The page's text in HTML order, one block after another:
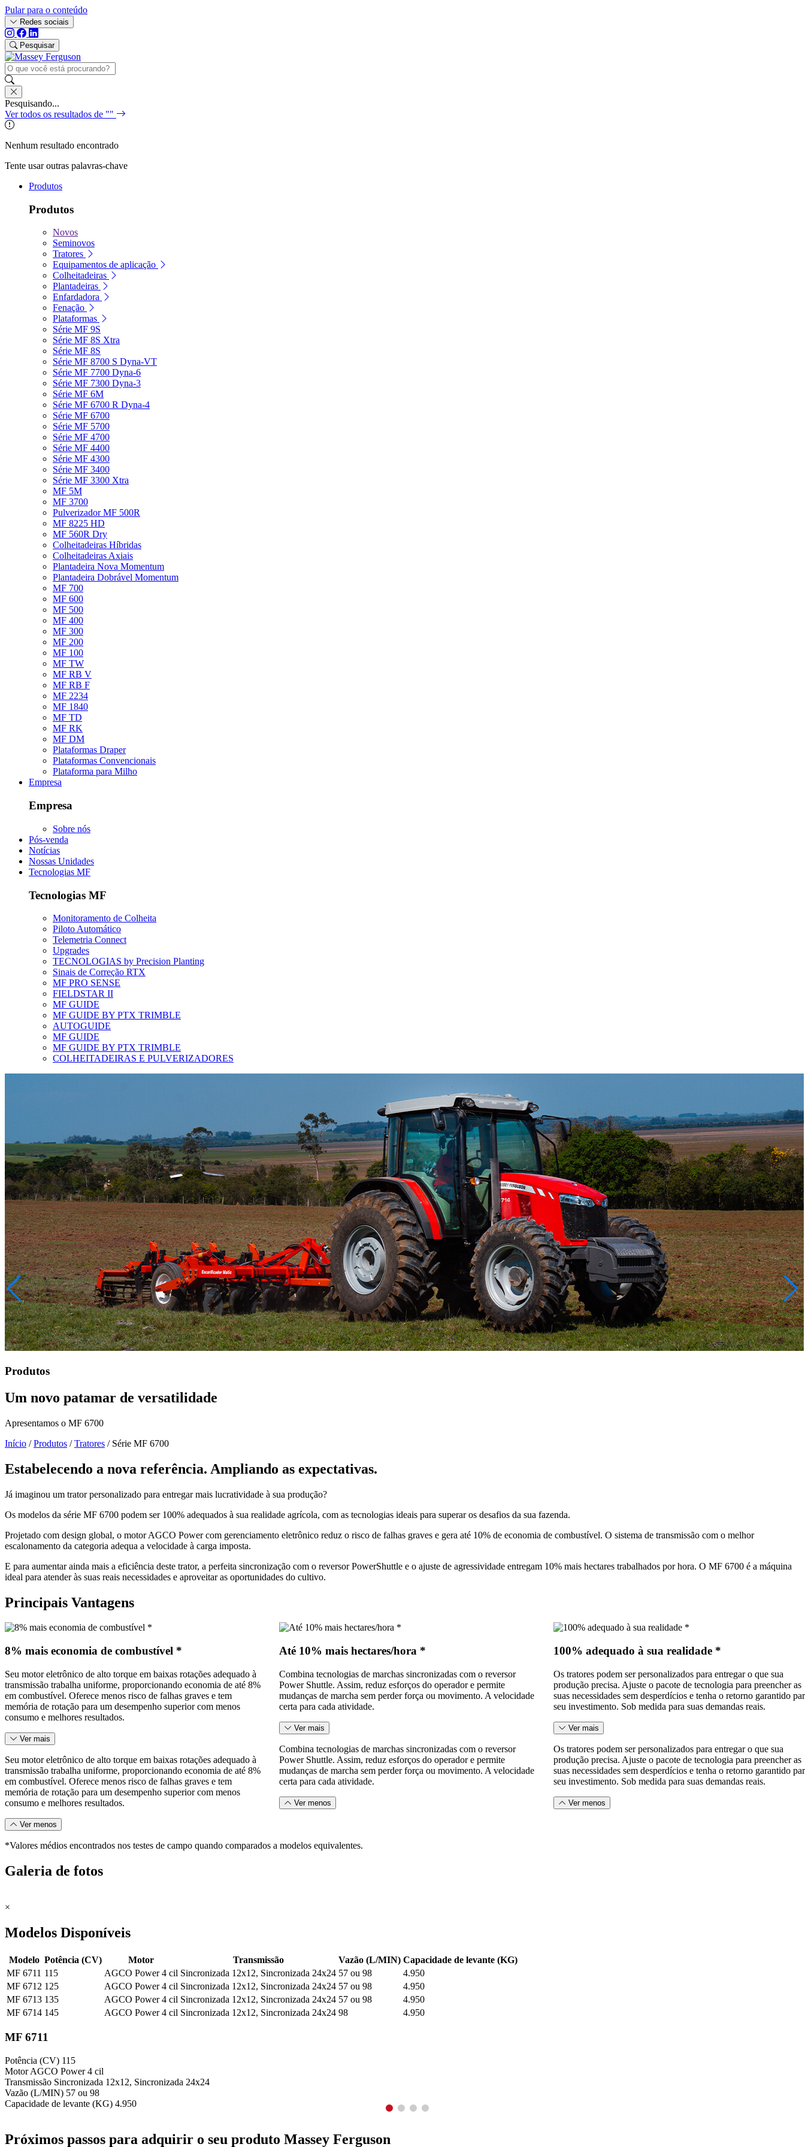
Pular para o conteúdo
Redes sociais
Pesquisar
Pesquisando...
Ver todos os resultados de ""
Nenhum resultado encontrado
Tente usar outras palavras-chave
Produtos
Produtos
Novos
Seminovos
Tratores
Equipamentos de aplicação
Colheitadeiras
Plantadeiras
Enfardadora
Fenação
Plataformas
Série MF 9S
Série MF 8S Xtra
Série MF 8S
Série MF 8700 S Dyna-VT
Série MF 7700 Dyna-6
Série MF 7300 Dyna-3
Série MF 6M
Série MF 6700 R Dyna-4
Série MF 6700
Série MF 5700
Série MF 4700
Série MF 4400
Série MF 4300
Série MF 3400
Série MF 3300 Xtra
MF 5M
MF 3700
Pulverizador MF 500R
MF 8225 HD
MF 560R Dry
Colheitadeiras Híbridas
Colheitadeiras Axiais
Plantadeira Nova Momentum
Plantadeira Dobrável Momentum
MF 700
MF 600
MF 500
MF 400
MF 300
MF 200
MF 100
MF TW
MF RB V
MF RB F
MF 2234
MF 1840
MF TD
MF RK
MF DM
Plataformas Draper
Plataformas Convencionais
Plataforma para Milho
Empresa
Empresa
Sobre nós
Pós-venda
Notícias
Nossas Unidades
Tecnologias MF
Tecnologias MF
Monitoramento de Colheita
Piloto Automático
Telemetria Connect
Upgrades
TECNOLOGIAS by Precision Planting
Sinais de Correção RTX
MF PRO SENSE
FIELDSTAR II
MF GUIDE
MF GUIDE BY PTX TRIMBLE
AUTOGUIDE
MF GUIDE
MF GUIDE BY PTX TRIMBLE
COLHEITADEIRAS E PULVERIZADORES
Produtos
Um novo patamar de versatilidade
Apresentamos o MF 6700
Início / Produtos / Tratores / Série MF 6700
Estabelecendo a nova referência. Ampliando as expectativas.
Já imaginou um trator personalizado para entregar mais lucratividade à sua produção?
Os modelos da série MF 6700 podem ser 100% adequados à sua realidade agrícola, com as tecnologias ideais para superar os desafios da sua fazenda.
Projetado com design global, o motor AGCO Power com gerenciamento eletrônico reduz o risco de falhas graves e gera até 10% de economia de combustível. O sistema de transmissão com o melhor
escalonamento da categoria adequa a velocidade à carga imposta.
E para aumentar ainda mais a eficiência deste trator, a perfeita sincronização com o reversor PowerShuttle e o ajuste de agressividade entregam 10% mais hectares trabalhados por hora. O MF 6700 é a máquina
ideal para atender às suas reais necessidades e aproveitar as oportunidades do cultivo.
Principais Vantagens
8% mais economia de combustível *
Seu motor eletrônico de alto torque em baixas rotações adequado à
transmissão trabalha uniforme, proporcionando economia de até 8%
em combustível. Oferece menos risco de falhas graves e tem
memória de rotação para um desempenho superior com menos
consumo e melhores resultados.
Ver mais
Seu motor eletrônico de alto torque em baixas rotações adequado à
transmissão trabalha uniforme, proporcionando economia de até 8%
em combustível. Oferece menos risco de falhas graves e tem
memória de rotação para um desempenho superior com menos
consumo e melhores resultados.
Ver menos
Até 10% mais hectares/hora *
Combina tecnologias de marchas sincronizadas com o reversor
Power Shuttle. Assim, reduz esforços do operador e permite
mudanças de marcha sem perder força ou movimento. A velocidade
certa para cada atividade.
Ver mais
Combina tecnologias de marchas sincronizadas com o reversor
Power Shuttle. Assim, reduz esforços do operador e permite
mudanças de marcha sem perder força ou movimento. A velocidade
certa para cada atividade.
Ver menos
100% adequado à sua realidade *
Os tratores podem ser personalizados para entregar o que sua
produção precisa. Ajuste o pacote de tecnologia para preencher as
suas necessidades sem desperdícios e tenha o retorno garantido
seu investimento. Sob medida para suas demandas reais.
Ver mais
Os tratores podem ser personalizados para entregar o que sua
produção precisa. Ajuste o pacote de tecnologia para preencher as
suas necessidades sem desperdícios e tenha o retorno garantido
seu investimento. Sob medida para suas demandas reais.
Ver menos
*Valores médios encontrados nos testes de campo quando comparados a modelos equivalentes.
Galeria de fotos
×
Modelos Disponíveis
Modelo Potência (CV) Motor Transmissão Vazão (L/MIN) Capacidade de levante (KG)
MF 6711 115 AGCO Power 4 cil Sincronizada 12x12, Sincronizada 24x24 57 ou 98
4.950
MF 6712 125 AGCO Power 4 cil Sincronizada 12x12, Sincronizada 24x24 57 ou 98
4.950
MF 6713 135 AGCO Power 4 cil Sincronizada 12x12, Sincronizada 24x24 57 ou 98
4.950
MF 6714 145 AGCO Power 4 cil Sincronizada 12x12, Sincronizada 24x24 98 4.950
MF 6711
Potência (CV) 115
Motor AGCO Power 4 cil
Transmissão Sincronizada 12x12, Sincronizada 24x24
Vazão (L/MIN) 57 ou 98
Capacidade de levante (KG) 4.950
Próximos passos para adquirir o seu produto Massey Ferguson